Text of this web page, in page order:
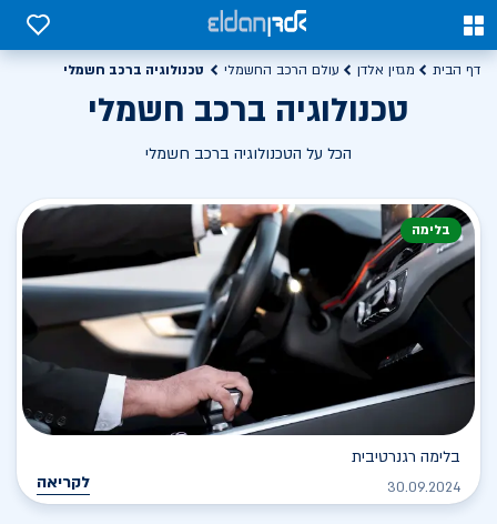
0
0
דף הבית מגזין אלדן עולם הרכב החשמלי טכנולוגיה ברכב חשמלי
טכנולוגיה ברכב חשמלי
הכל על הטכנולוגיה ברכב חשמלי
בלימה
בלימה רגנרטיבית
30.09.2024 לקריאה